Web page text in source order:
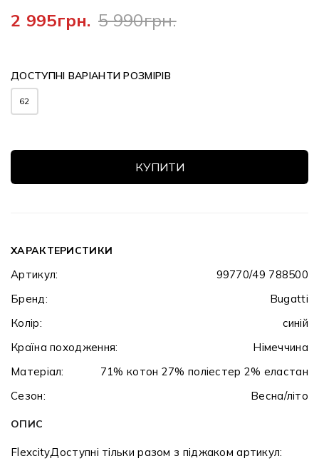
2 995грн. 5 990грн.
ДОСТУПНІ ВАРІАНТИ РОЗМІРІВ
62
КУПИТИ
ХАРАКТЕРИСТИКИ
Артикул:
99770/49 788500
Бренд:
Bugatti
Колір:
синій
Країна походження:
Німеччина
Матеріал:
71% котон 27% поліестер 2% еластан
Сезон:
Весна/літо
ОПИС
FlexcityДоступні тільки разом з піджаком артикул: